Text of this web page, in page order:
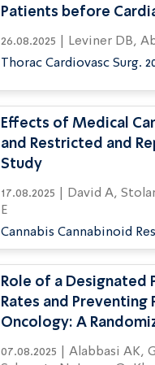
Patients before
26.08.2025 |
Thorac Cardiovasc Surg.
Effects of Medical
and Restricted and
Study
17.08.2025 | David A, Stolar O, Berkovitch M, Kohn E, Hazan A, Waissengreen D, Gal
E
Cannabis Cannabinoid
Role of a Designated
Rates and
Oncology: A
07.08.2025 | Alabbasi AK, Green MS, Brammli-Greenberg S, Haj MB, Preis M,